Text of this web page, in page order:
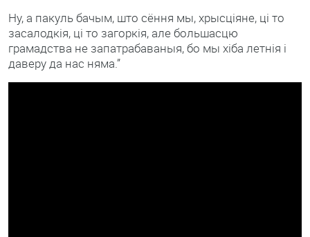
Ну, а пакуль бачым, што сёння мы, хрысціяне, ці то
засалодкія, ці то загоркія, але большасцю
грамадства не запатрабаваныя, бо мы хіба летнія і
даверу да нас няма.”